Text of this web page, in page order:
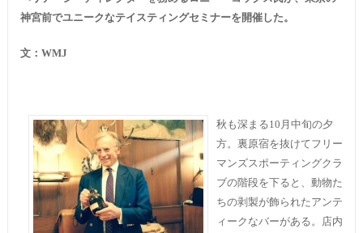
神宮前でユニークなテイスティングセミナーを開催した。
文： WMJ
秋も深まる10月中旬の夕
方。裏原宿を抜けてフリー
マンズスポーティングクラ
ブの階段を下ると、動物た
ちの剥製が飾られたアンテ
ィークなバーがある。店内